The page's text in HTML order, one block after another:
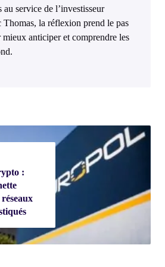
service de l’investisseur
Thomas, la réflexion prend le pas
mieux anticiper et comprendre les
:
réseaux